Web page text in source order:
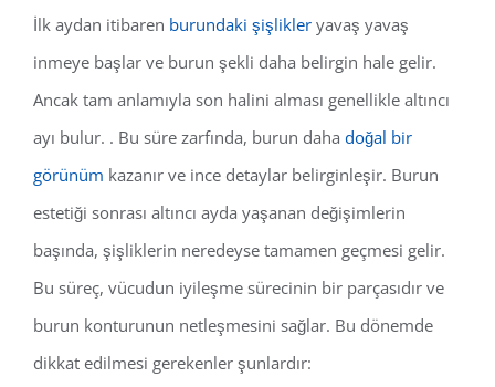
İlk aydan itibaren burundaki şişlikler yavaş yavaş
inmeye başlar ve burun şekli daha belirgin hale gelir.
Ancak tam anlamıyla son halini alması genellikle altıncı
ayı bulur. . Bu süre zarfında, burun daha doğal bir
görünüm kazanır ve ince detaylar belirginleşir. Burun
estetiği sonrası altıncı ayda yaşanan değişimlerin
başında, şişliklerin neredeyse tamamen geçmesi gelir.
Bu süreç, vücudun iyileşme sürecinin bir parçasıdır ve
burun konturunun netleşmesini sağlar. Bu dönemde
dikkat edilmesi gerekenler şunlardır: